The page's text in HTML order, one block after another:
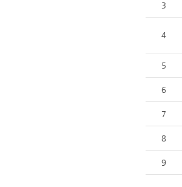
3
4
5
6
7
8
9